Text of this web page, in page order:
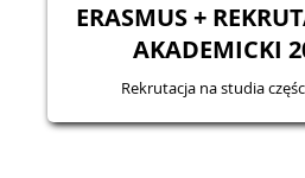
ERASMUS +
AKADEMICKI
Rekrutacja na studia